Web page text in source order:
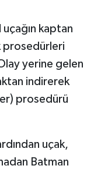
kaptan
prosedürleri
yerine gelen
indirerek
prosedürü
uçak,
Batman